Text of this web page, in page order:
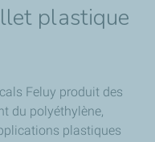
plastique
Feluy produit des
du polyéthylène,
plastiques